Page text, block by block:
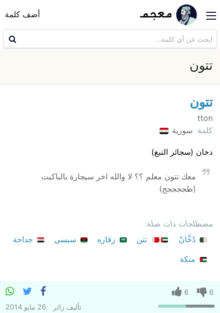
أضف كلمة
تتون
تتون
tton
كلمة سورية
دخان (سجائر التبغ)
معك تتون معلم ؟؟ لا والله اخر سيجارة بالباكيت
(طججججج)
مصطلحات ذات صلة:
دُخَّانْ
تتن زقاره سبسي
جداحة
متكة
6
6
تأليف زائر 26 مايو 2014